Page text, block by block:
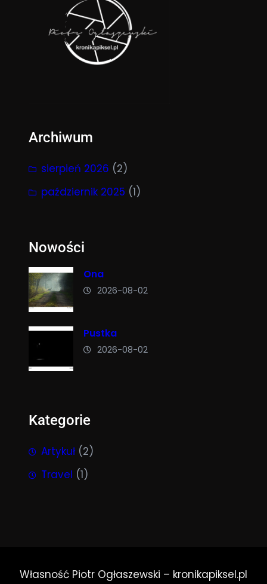
Archiwum
sierpień 2026 (2)
październik 2025 (1)
Nowości
Ona
2026-08-02
Pustka
2026-08-02
Kategorie
Artykuł(2)
Travel (1)
Własność Piotr Ogłaszewski – kronikapiksel.pl